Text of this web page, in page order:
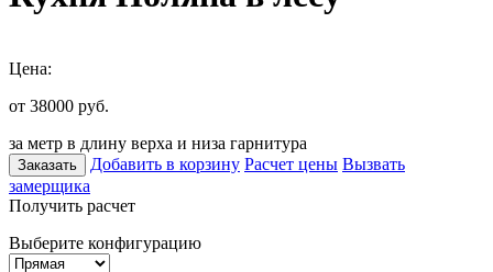
Цена:
от 38000 руб.
за метр в длину верха и низа гарнитура
Заказать Добавить в корзину Расчет цены Вызвать
замерщика
Получить расчет
Выберите конфигурацию